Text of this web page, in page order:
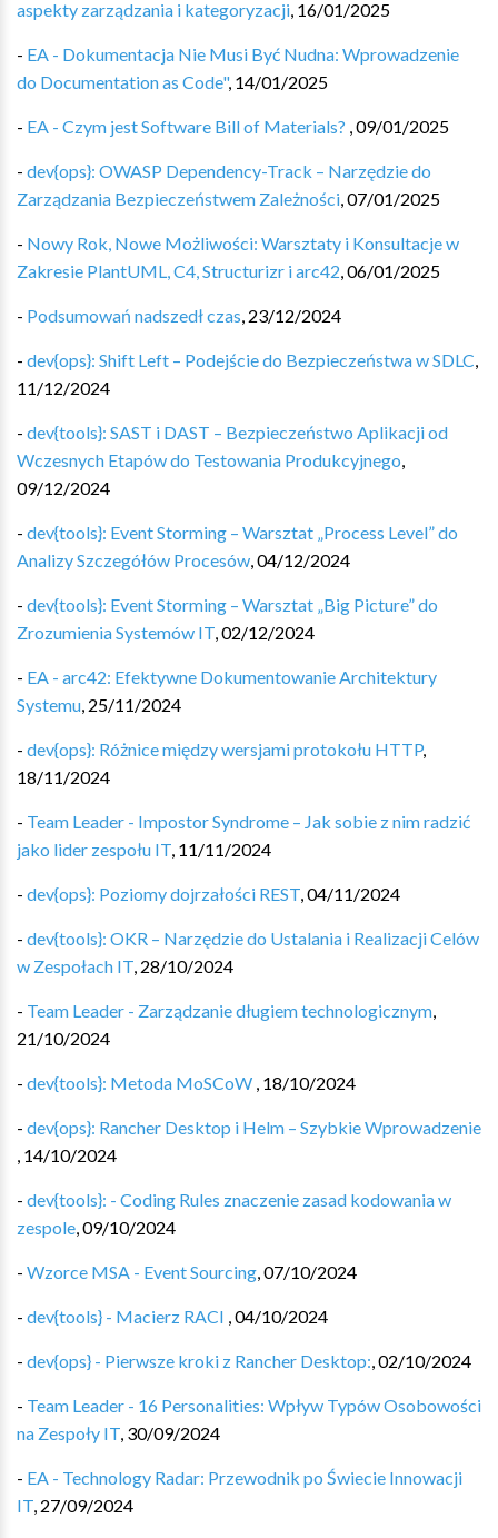
aspekty zarządzania i kategoryzacji, 16/01/2025
- EA - Dokumentacja Nie Musi Być Nudna: Wprowadzenie
do Documentation as Code", 14/01/2025
- EA - Czym jest Software Bill of Materials? ,09/01/2025
- dev{ops}: OWASP Dependency-Track – Narzędzie do
Zarządzania Bezpieczeństwem Zależności,07/01/2025
- Nowy Rok, Nowe Możliwości: Warsztaty i Konsultacje w
Zakresie PlantUML, C4, Structurizr i arc42,06/01/2025
- Podsumowań nadszedł czas, 23/12/2024
- dev{ops}: Shift Left – Podejście do Bezpieczeństwa w SDLC,
11/12/2024
- dev{tools}: SAST i DAST – Bezpieczeństwo Aplikacji od
Wczesnych Etapów do Testowania Produkcyjnego,
09/12/2024
- dev{tools}: Event Storming – Warsztat „Process Level” do
Analizy Szczegółów Procesów,04/12/2024
- dev{tools}: Event Storming – Warsztat „Big Picture” do
Zrozumienia Systemów IT,02/12/2024
- EA - arc42: Efektywne Dokumentowanie Architektury
Systemu, 25/11/2024
- dev{ops}: Różnice między wersjami protokołu HTTP,
18/11/2024
- Team Leader - Impostor Syndrome – Jak sobie z nim radzić
jako lider zespołu IT, 11/11/2024
- dev{ops}: Poziomy dojrzałości REST,04/11/2024
- dev{tools}: OKR – Narzędzie do Ustalania i Realizacji Celów
w Zespołach IT, 28/10/2024
- Team Leader - Zarządzanie długiem technologicznym,
21/10/2024
- dev{tools}: Metoda MoSCoW , 18/10/2024
- dev{ops}: Rancher Desktop i Helm – Szybkie Wprowadzenie
, 14/10/2024
- dev{tools}: - Coding Rules znaczenie zasad kodowania w
zespole,09/10/2024
- Wzorce MSA - Event Sourcing,07/10/2024
- dev{tools} - Macierz RACI ,04/10/2024
- dev{ops} - Pierwsze kroki z Rancher Desktop:,02/10/2024
- Team Leader - 16 Personalities: Wpływ Typów Osobowości
na Zespoły IT, 30/09/2024
- EA - Technology Radar: Przewodnik po Świecie Innowacji
IT, 27/09/2024